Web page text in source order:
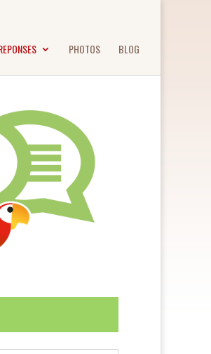
PHOTOS BLOG